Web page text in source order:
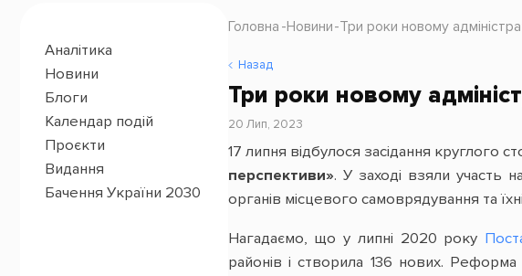
Аналітика
Новини
Блоги
Календар подій
Проєкти
Видання
Бачення України 2030
Головна Новини Три роки новому
Назад
Три роки новому
20 Лип, 2023
17 липня відбулося засідання круглого
перспективи». У заході взяли участь
органів місцевого самоврядування та
Нагадаємо, що у липні 2020 року
районів і створила 136 нових.